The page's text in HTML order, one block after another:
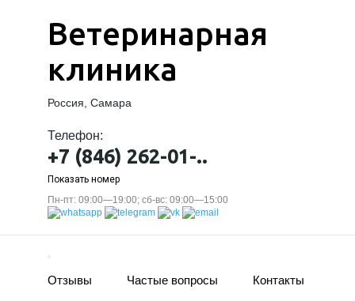
Ветеринарная
клиника
Россия, Самара
Телефон:
+7 (846) 262-01-..
Показать номер
Пн-пт: 09:00—19:00; сб-вс: 09:00—15:00
Отзывы Частые вопросы Контакты